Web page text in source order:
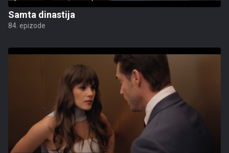
Samta dinastija
84. epizode